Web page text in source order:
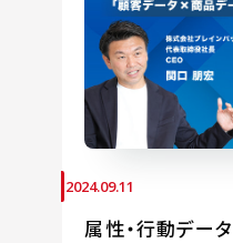
2024.09.11
属性・行動デー